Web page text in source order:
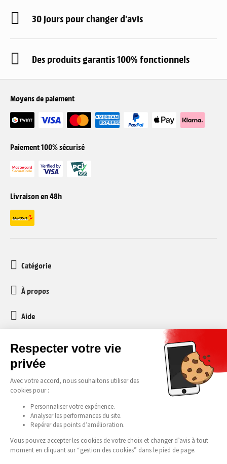
30 jours pour changer d'avis
Des produits garantis 100% fonctionnels
Moyens de paiement
Paiement 100% sécurisé
Livraison en 48h
Catégorie
À propos
Aide
Service client
media-markt-refurbished@recommerce.com
Lundi-Vendredi 08:00-17:00